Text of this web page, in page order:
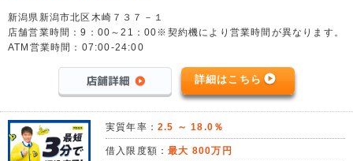
新潟県新潟市北区木崎７３７－１
店舗営業時間：9：00～21：00※契約機により営業時間が異なります。
ATM営業時間：07:00-24:00
詳細はこちら
実質年率： 2.5 ～ 18.0％
借入限度額：最大 800万円